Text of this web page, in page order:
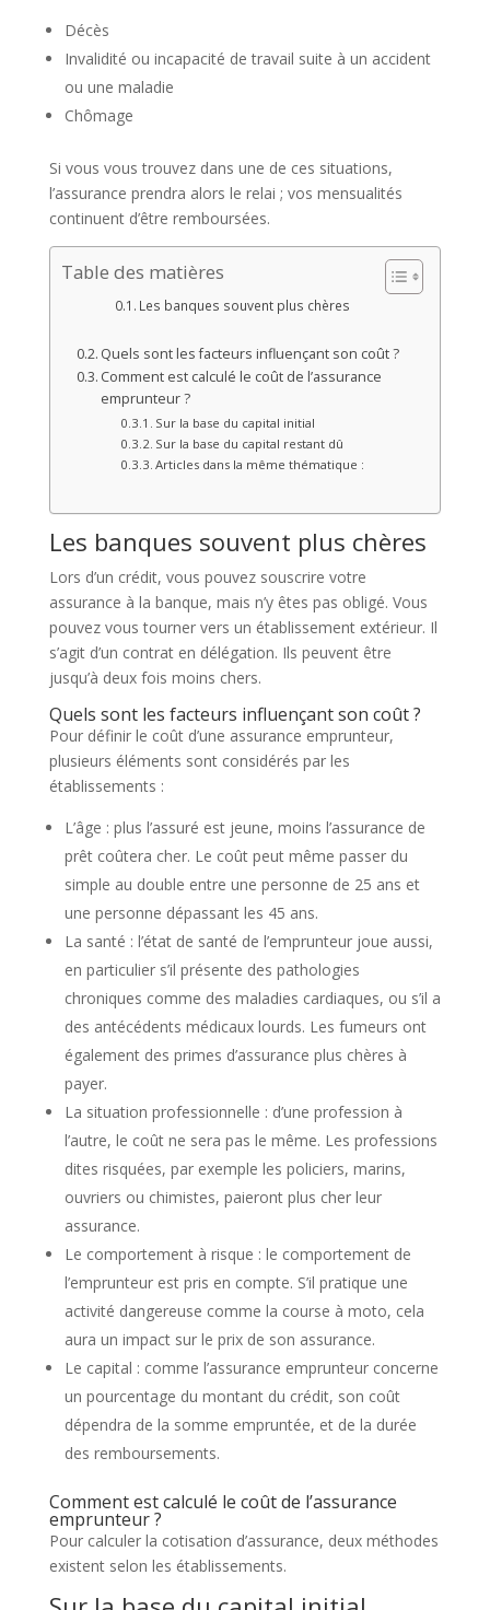
Décès
Invalidité ou incapacité de travail suite à un accident
ou une maladie
Chômage
Si vous vous trouvez dans une de ces situations,
l’assurance prendra alors le relai ; vos mensualités
continuent d’être remboursées.
Table des matières
Les banques souvent plus chères
Quels sont les facteurs influençant son coût ?
Comment est calculé le coût de l’assurance
emprunteur ?
Sur la base du capital initial
Sur la base du capital restant dû
Articles dans la même thématique :
Les banques souvent plus chères
Lors d’un crédit, vous pouvez souscrire votre
assurance à la banque, mais n’y êtes pas obligé. Vous
pouvez vous tourner vers un établissement extérieur. Il
s’agit d’un contrat en délégation. Ils peuvent être
jusqu’à deux fois moins chers.
Quels sont les facteurs influençant son coût ?
Pour définir le coût d’une assurance emprunteur,
plusieurs éléments sont considérés par les
établissements :
L’âge : plus l’assuré est jeune, moins l’assurance de
prêt coûtera cher. Le coût peut même passer du
simple au double entre une personne de 25 ans et
une personne dépassant les 45 ans.
La santé : l’état de santé de l’emprunteur joue aussi,
en particulier s’il présente des pathologies
chroniques comme des maladies cardiaques, ou s’il a
des antécédents médicaux lourds. Les fumeurs ont
également des primes d’assurance plus chères à
payer.
La situation professionnelle : d’une profession à
l’autre, le coût ne sera pas le même. Les professions
dites risquées, par exemple les policiers, marins,
ouvriers ou chimistes, paieront plus cher leur
assurance.
Le comportement à risque : le comportement de
l’emprunteur est pris en compte. S’il pratique une
activité dangereuse comme la course à moto, cela
aura un impact sur le prix de son assurance.
Le capital : comme l’assurance emprunteur concerne
un pourcentage du montant du crédit, son coût
dépendra de la somme empruntée, et de la durée
des remboursements.
Comment est calculé le coût de l’assurance
emprunteur ?
Pour calculer la cotisation d’assurance, deux méthodes
existent selon les établissements.